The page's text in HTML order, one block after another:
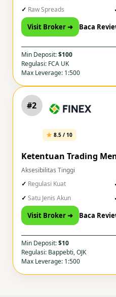
Raw Spreads
Visit Broker ➜ Baca
Min Deposit:$100
Regulasi: FCA UK
Max Leverage: 1:500
#2
8.5 / 10
Ketentuan Trading
Aksesibilitas Tinggi
Regulasi Kuat
Satu Jenis Akun
Visit Broker ➜ Baca
Min Deposit:$10
Regulasi: Bappebti, OJK
Max Leverage: 1:500